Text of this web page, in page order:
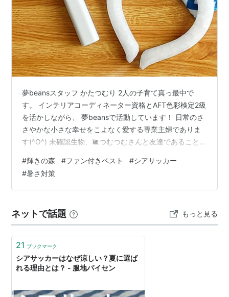
夢beansスタッフ かたつむり 2人の子育て真っ最中で
す。 インテリアコーディネーター資格とAFT色彩検定2級
を活かしながら、 夢beansで活動しています！ 日常のさ
さやかな小さな幸せをこよなく愛する専業主婦でありま
す(^O^) 未確認生物、🐌つむつむさんと友達であることか
長162cm パーソナルカラー：イエベ・スプリング 骨格タ
イプ：ストレート パーソナルスタイル：ネオクラシック
＊2021年10月22日以前のスタッフブログはこちら こん
暑さ対策のこと考えていらっしゃいますか？最近はい…
#輝きの森 #ファン付きベスト #シアサッカー
#暑さ対策
ネットで話題 もっと見る
21 ブックマーク
シアサッカーはなぜ涼しい？夏に選ば
れる理由とは？ - 服地パイセン